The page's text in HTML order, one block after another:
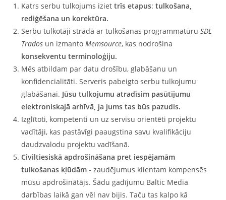
Katrs serbu tulkojums iziettrīs etapus:tulkošana,
rediģēšana un korektūra.
Serbu tulkotāji strādā ar tulkošanas programmatūruSDL
Trados un izmanto Memsource, kas nodrošina
konsekventu terminoloģiju.
Mēs atbildam par datu drošību, glabāšanu un
konfidencialitāti. Serveris pabeigto serbu tulkojumu
glabāšanai. Jūsu tulkojumu atradīsim pasūtījumu
elektroniskajā arhīvā, ja jums tas būs pazudis.
Izglītoti, kompetenti un uz servisu orientēti projektu
vadītāji, kas pastāvīgi paaugstina savu kvalifikāciju
daudzvalodu projektu vadīšanā.
Civiltiesiskā apdrošināšana pret iespējamām
tulkošanas kļūdām- zaudējumus klientam kompensēs
mūsu apdrošinātājs. Šādu gadījumu Baltic Media
darbības laikā gan vēl nav bijis. Taču tas kalpo kā